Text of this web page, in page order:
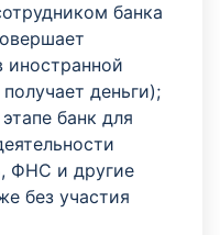
банка
деньги);
банк для
ФНС и другие
без участия